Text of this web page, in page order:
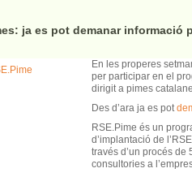
ja es pot demanar informació
En les properes
per participar en el
dirigit a pimes
Des d’ara ja es pot
RSE.Pime és un
d’implantació de
través d’un procés de
consultories a